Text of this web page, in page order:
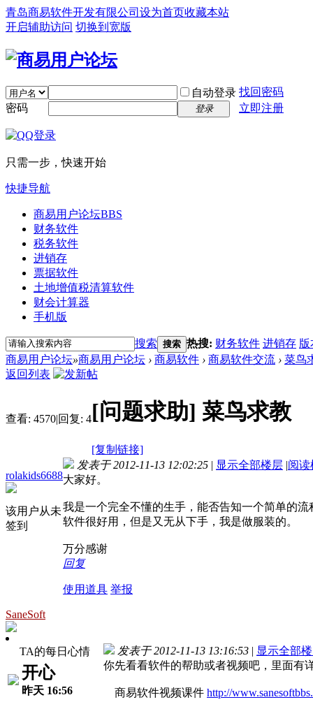
青岛商易软件开发有限公司 设为首页收藏本站
开启辅助访问 切换到宽版
自动登录 找回密码
密码
登录 立即注册
只需一步，快速开始
快捷导航
商易用户论坛BBS
财务软件
税务软件
进销存
票据软件
土地增值税清算软件
财会计算器
手机版
搜索 搜索 热搜: 财务软件 进销存 版
商易用户论坛»商易用户论坛 › 商易软件 › 商易软件交流 › 菜鸟
返回列表
查看: 4570|回复: 4[问题求助] 菜鸟求教
[复制链接]
rolakids6688
该用户从未
签到
发表于 2012-11-13 12:02:25 | 显示全部楼层 |阅读
大家好。
我是一个完全不懂的生手，能否告知一个简单的
软件很好用，但是又无从下手，我是做服装的。
万分感谢
回复
使用道具 举报
SaneSoft
TA的每日心情
开心
昨天 16:56
发表于 2012-11-13 13:16:53 | 显示全部
你先看看软件的帮助或者视频吧，里面有
商易软件视频课件 http://